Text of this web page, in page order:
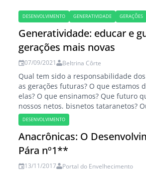
Desenvolvimento Sustentável ainda
professor Pedro Dallari, é
DESENVOLVIMENTO GENERATIVIDADE GERAÇÕES
Generatividade: educar e
gerações mais novas
07/09/2021 Beltrina Côrte
Qual tem sido a responsabilidade
as gerações futuras? O que estamos
elas? O que ensinamos? Que futuro
nossos netos, bisnetos tataranetos?
estamos deixando? O que vem a ser
Qual tem sido o papel dos mais
orientação das gerações mais…
DESENVOLVIMENTO
Anacrônicas: O
Pára nº1**
13/11/2017 Portal do Envelhecimento